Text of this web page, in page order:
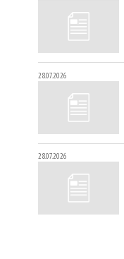
28.07.2026
28.07.2026